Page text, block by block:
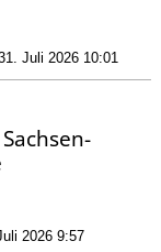
Juli 2026 10:01
2026 9:57